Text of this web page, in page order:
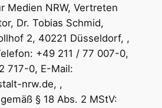
Medien NRW, Vertreten
Dr. Tobias Schmid,
2, 40221 Düsseldorf, ,
+49 211 / 77 007-0,
717-0, E-Mail:
nrw.de, ,
§ 18 Abs. 2 MStV: